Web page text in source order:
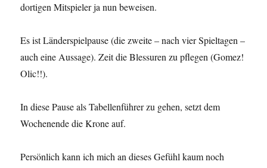
dortigen Mitspieler ja nun beweisen.
Es ist Länderspielpause (die zweite – nach vier Spieltagen –
auch eine Aussage). Zeit die Blessuren zu pflegen (Gomez!
Olic!!).
In diese Pause als Tabellenführer zu gehen, setzt dem
Wochenende die Krone auf.
Persönlich kann ich mich an dieses Gefühl kaum noch